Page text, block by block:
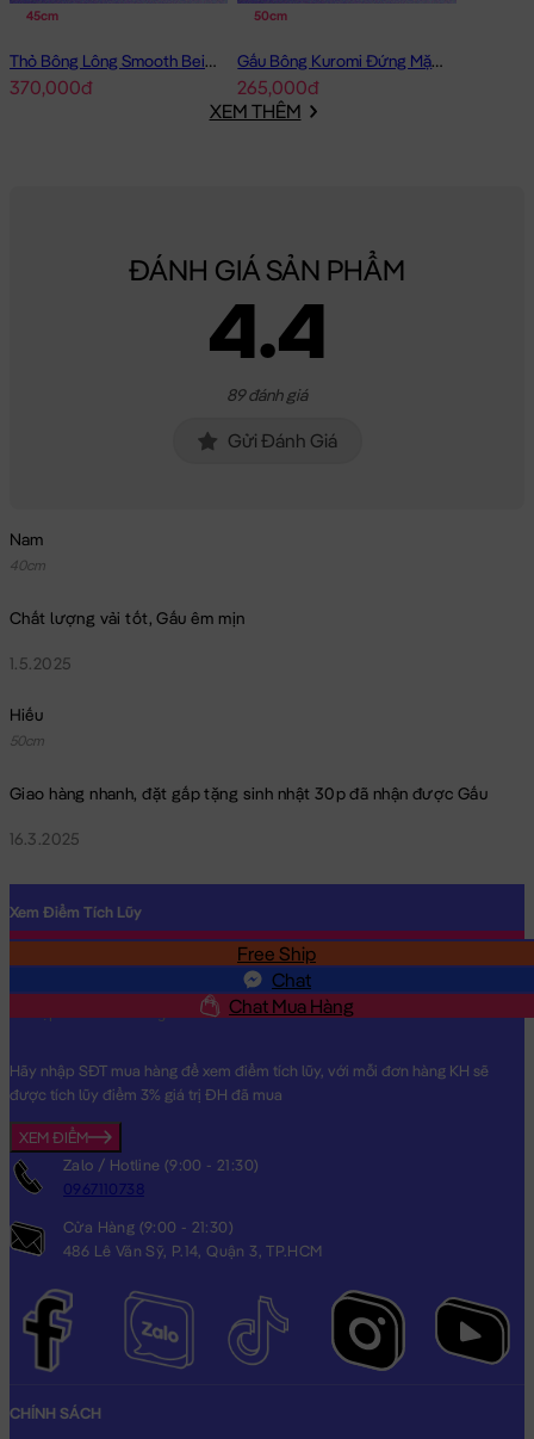
Thỏ Bông tai dài lông Smooth đeo chuỗi hạt & Nơ
45cm
Thỏ Bông Lông Smooth Beige Rabbit
370,000đ
50cm
Gấu Bông Kuromi Đứng Mặc Yếm Tím
265,000đ
XEM THÊM
ĐÁNH GIÁ SẢN PHẨM
4.4
89 đánh giá
Gửi Đánh Giá
Nam
40cm
Chất lượng vải tốt, Gấu êm mịn
1.5.2025
Hiếu
50cm
Giao hàng nhanh, đặt gấp tặng sinh nhật 30p đã nhận được Gấu
16.3.2025
Free Ship
Chat
Chat Mua Hàng
Xem Điểm Tích Lũy
Hãy nhập SĐT mua hàng để xem điểm tích lũy, với mỗi đơn hàng KH sẽ
được tích lũy điểm 3% giá trị ĐH đã mua
XEM ĐIỂM
Zalo / Hotline (9:00 - 21:30)
0967110738
Cửa Hàng (9:00 - 21:30)
486 Lê Văn Sỹ, P.14, Quận 3, TP.HCM
CHÍNH SÁCH